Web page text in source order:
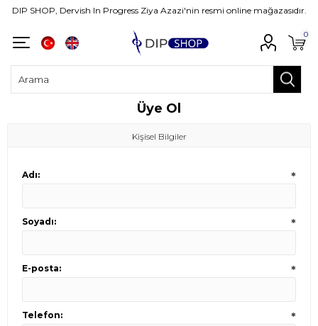
DIP SHOP, Dervish In Progress Ziya Azazi'nin resmi online mağazasıdır.
0
Üye Ol
Kişisel Bilgiler
Adı: *
Soyadı: *
E-posta: *
Telefon: *